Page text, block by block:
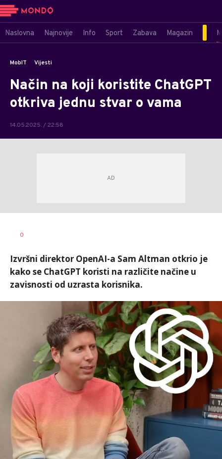
Naslovna Najnovije Info Sport Zabava Magazin
MobIT Vijesti
Način na koji koristite ChatGPT
otkriva jednu stvar o vama
14.05.2025. / 22:58
0
Izvršni direktor OpenAI-a Sam Altman otkrio je
kako se ChatGPT koristi na različite načine u
zavisnosti od uzrasta korisnika.